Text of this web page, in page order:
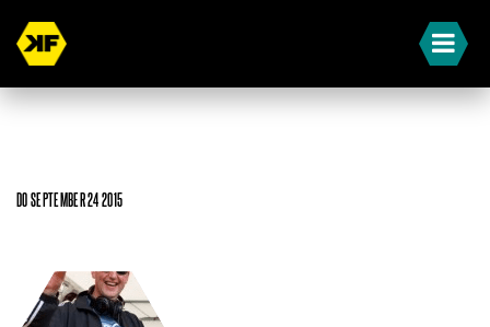
DO SEPTEMBER 24 2015